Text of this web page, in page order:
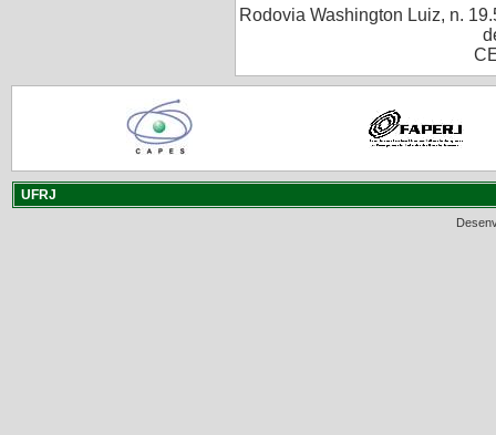
Rodovia Washington Luiz, n.
UFRJ